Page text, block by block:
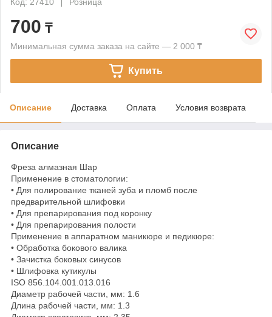
700 ₸
Минимальная сумма заказа на сайте — 2 000 ₸
Купить
Описание Доставка Оплата Условия возврата
Описание
Фреза алмазная Шар
Применение в стоматологии:
• Для полирование тканей зуба и пломб после
предварительной шлифовки
• Для препарирования под коронку
• Для препарирования полости
Применение в аппаратном маникюре и педикюре:
• Обработка бокового валика
• Зачистка боковых синусов
• Шлифовка кутикулы
ISO 856.104.001.013.016
Диаметр рабочей части, мм: 1.6
Длина рабочей части, мм: 1.3